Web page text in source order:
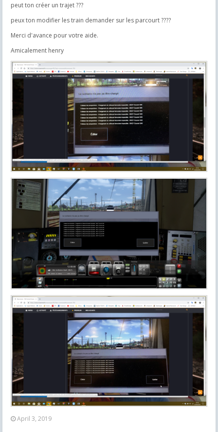
peut ton créer un trajet ???
peux ton modifier les train demander sur les parcourt ????
Merci d'avance pour votre aide.
Amicalement henry
April 3, 2019